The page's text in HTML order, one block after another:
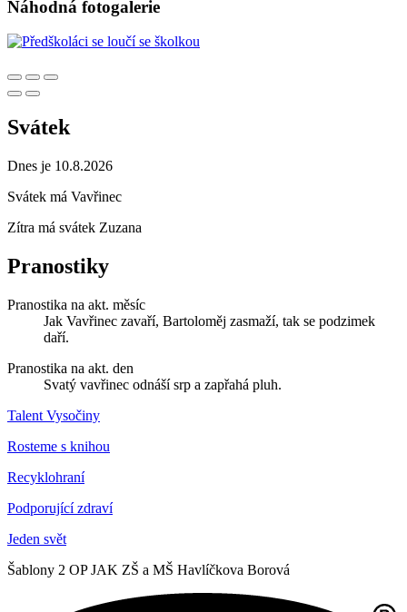
Náhodná fotogalerie
Svátek
Dnes je 10.8.2026
Svátek má Vavřinec
Zítra má svátek Zuzana
Pranostiky
Pranostika na akt. měsíc
Jak Vavřinec zavaří, Bartoloměj zasmaží, tak se podzimek
daří.
Pranostika na akt. den
Svatý vavřinec odnáší srp a zapřahá pluh.
Talent Vysočiny
Rosteme s knihou
Recyklohraní
Podporující zdraví
Jeden svět
Šablony 2 OP JAK ZŠ a MŠ Havlíčkova Borová